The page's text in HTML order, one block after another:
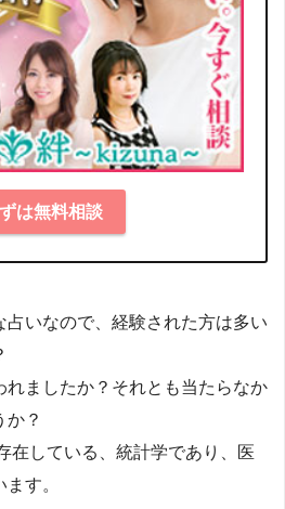
は無料相談
いなので、経験された方は多い
れましたか？それとも当たらなか
か？
在している、統計学であり、医
す。